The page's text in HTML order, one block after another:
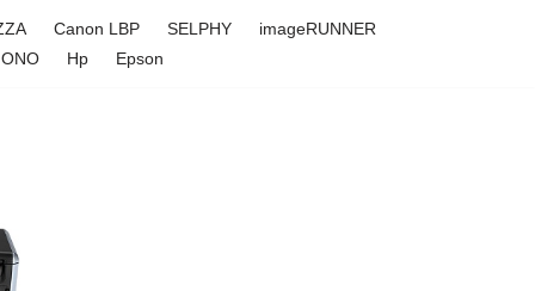
Canon LBP SELPHY
imageRUNNER
Hp Epson